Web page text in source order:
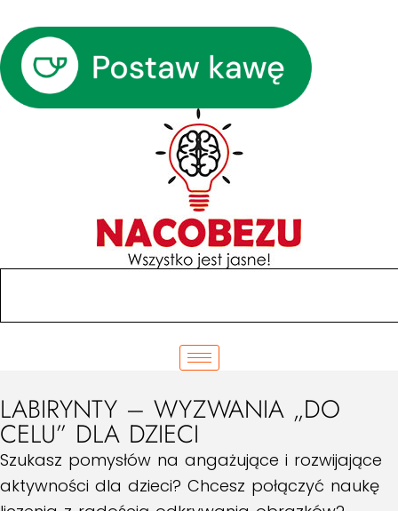
LABIRYNTY – WYZWANIA „DO
CELU” DLA DZIECI
Szukasz pomysłów na angażujące i rozwijające
aktywności dla dzieci? Chcesz połączyć naukę